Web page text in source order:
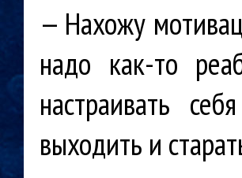
— Нахожу
надо как-то
настраивать
выходить и